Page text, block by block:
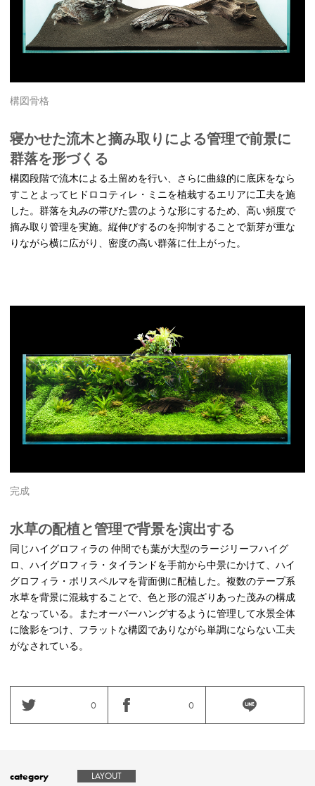
構図骨格
寝かせた流木と摘み取りによる管理で前景に
群落を形づくる
構図段階で流木による土留めを行い、さらに曲線的に底床をなら
すことよってヒドロコティレ・ミニを植栽するエリアに工夫を施
した。群落を丸みの帯びた雲のような形にするため、高い頻度で
摘み取り管理を実施。縦伸びするのを抑制することで新芽が重な
りながら横に広がり、密度の高い群落に仕上がった。
完成
水草の配植と管理で背景を演出する
同じハイグロフィラの 仲間でも葉が大型のラージリーフハイグ
ロ、ハイグロフィラ・タイランドを手前から中景にかけて、ハイ
グロフィラ・ポリスペルマを背面側に配植した。複数のテープ系
水草を背景に混栽することで、色と形の混ざりあった茂みの構成
となっている。またオーバーハングするように管理して水景全体
に陰影をつけ、フラットな構図でありながら単調にならない工夫
がなされている。
0 0
category LAYOUT